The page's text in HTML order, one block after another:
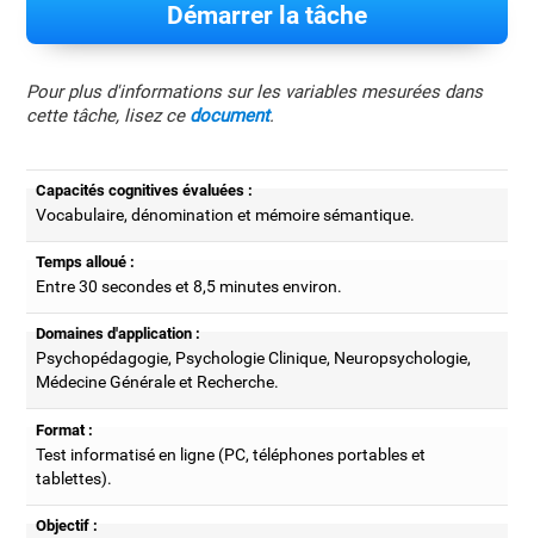
Démarrer la tâche
Pour plus d'informations sur les variables mesurées dans
cette tâche, lisez ce document.
Capacités cognitives évaluées :
Vocabulaire, dénomination et mémoire sémantique.
Temps alloué :
Entre 30 secondes et 8,5 minutes environ.
Domaines d'application :
Psychopédagogie, Psychologie Clinique, Neuropsychologie,
Médecine Générale et Recherche.
Format :
Test informatisé en ligne (PC, téléphones portables et
tablettes).
Objectif :